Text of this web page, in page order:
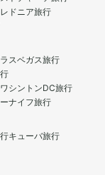
ドニア旅行
ラスベガス旅行
ワシントンDC旅行
ナイフ旅行
キューバ旅行